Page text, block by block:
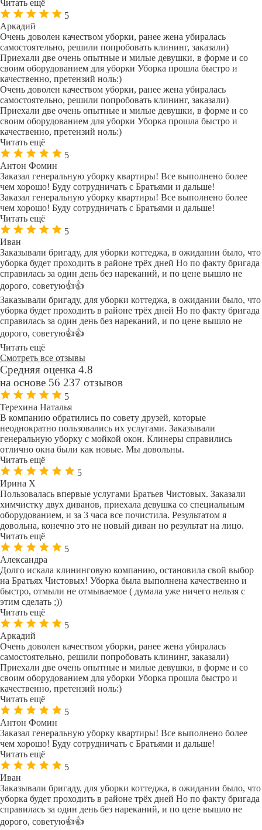
Читать ещё
5
Аркадий
Очень доволен качеством уборки, ранее жена убиралась
самостоятельно, решили попробовать клининг, заказали)
Приехали две очень опытные и милые девушки, в форме и со
своим оборудованием для уборки Уборка прошла быстро и
качественно, претензий ноль:)
Очень доволен качеством уборки, ранее жена убиралась
самостоятельно, решили попробовать клининг, заказали)
Приехали две очень опытные и милые девушки, в форме и со
своим оборудованием для уборки Уборка прошла быстро и
качественно, претензий ноль:)
Читать ещё
5
Антон Фомин
Заказал генеральную уборку квартиры! Все выполнено более
чем хорошо! Буду сотрудничать с Братьями и дальше!
Заказал генеральную уборку квартиры! Все выполнено более
чем хорошо! Буду сотрудничать с Братьями и дальше!
Читать ещё
5
Иван
Заказывали бригаду, для уборки коттеджа, в ожидании было, что
уборка будет проходить в районе трёх дней Но по факту бригада
справилась за один день без нареканий, и по цене вышло не
дорого, советую👍👍
Заказывали бригаду, для уборки коттеджа, в ожидании было, что
уборка будет проходить в районе трёх дней Но по факту бригада
справилась за один день без нареканий, и по цене вышло не
дорого, советую👍👍
Читать ещё
Смотреть все отзывы
Средняя оценка 4.8
на основе 56 237 отзывов
5
Терехина Наталья
В компанию обратились по совету друзей, которые
неоднократно пользовались их услугами. Заказывали
генеральную уборку с мойкой окон. Клинеры справились
отлично окна были как новые. Мы довольны.
Читать ещё
5
Ирина Х
Пользовалась впервые услугами Братьев Чистовых. Заказали
химчистку двух диванов, приехала девушка со специальным
оборудованием, и за 3 часа все почистила. Результатом я
довольна, конечно это не новый диван но результат на лицо.
Читать ещё
5
Александра
Долго искала клининговую компанию, остановила свой выбор
на Братьях Чистовых! Уборка была выполнена качественно и
быстро, отмыли не отмываемое ( думала уже ничего нельзя с
этим сделать ;))
Читать ещё
5
Аркадий
Очень доволен качеством уборки, ранее жена убиралась
самостоятельно, решили попробовать клининг, заказали)
Приехали две очень опытные и милые девушки, в форме и со
своим оборудованием для уборки Уборка прошла быстро и
качественно, претензий ноль:)
Читать ещё
5
Антон Фомин
Заказал генеральную уборку квартиры! Все выполнено более
чем хорошо! Буду сотрудничать с Братьями и дальше!
Читать ещё
5
Иван
Заказывали бригаду, для уборки коттеджа, в ожидании было, что
уборка будет проходить в районе трёх дней Но по факту бригада
справилась за один день без нареканий, и по цене вышло не
дорого, советую👍👍